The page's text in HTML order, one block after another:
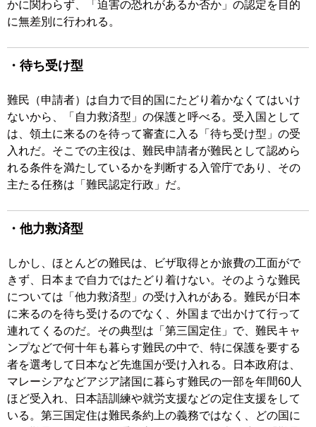
かに関わらず、「迫害の恐れがあるか否か」の認定を目的
に無差別に行われる。
・待ち受け型
難民（申請者）は自力で目的国にたどり着かなくてはいけ
ないから、「自力救済型」の保護と呼べる。受入国として
は、領土に来るのを待って審査に入る「待ち受け型」の受
入れだ。そこでの主役は、難民申請者が難民として認めら
れる条件を満たしているかを判断する入管庁であり、その
主たる任務は「難民認定行政」だ。
・他力救済型
しかし、ほとんどの難民は、ビザ取得とか旅費の工面がで
きず、日本まで自力ではたどり着けない。そのような難民
については「他力救済型」の受け入れがある。難民が日本
に来るのを待ち受けるのでなく、外国まで出かけて行って
連れてくるのだ。その典型は「第三国定住」で、難民キャ
ンプなどで何十年も暮らす難民の中で、特に保護を要する
者を選考して日本など先進国が受け入れる。日本政府は、
マレーシアなどアジア諸国に暮らす難民の一部を年間60人
ほど受入れ、日本語訓練や就労支援などの定住支援をして
いる。第三国定住は難民条約上の義務ではなく、どの国に